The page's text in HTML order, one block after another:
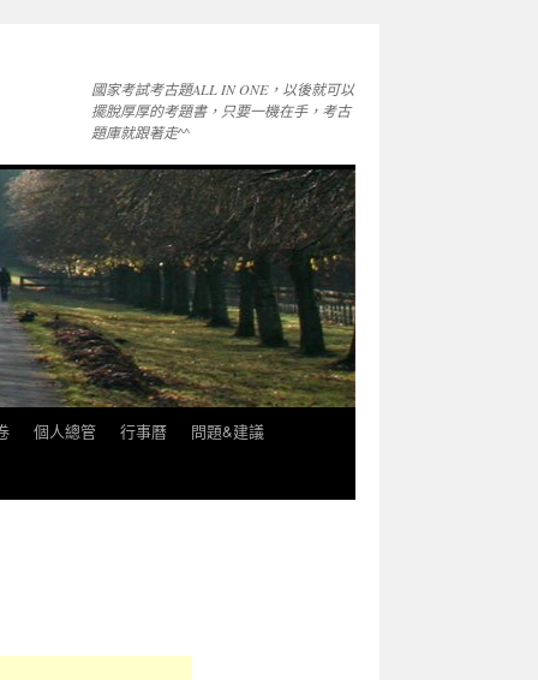
國家考試考古題ALL IN ONE，以後就可以
擺脫厚厚的考題書，只要一機在手，考古
題庫就跟著走^^
個人總管 行事曆 問題&建議